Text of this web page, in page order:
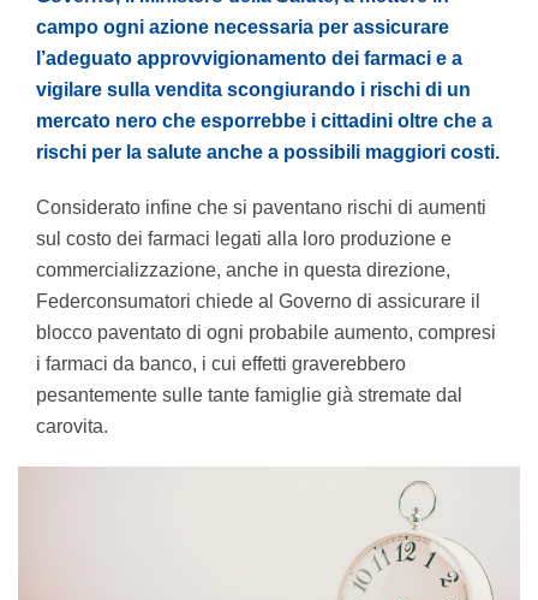
campo ogni azione necessaria per assicurare
l’adeguato approvvigionamento dei farmaci e a
vigilare sulla vendita scongiurando i rischi di un
mercato nero che esporrebbe i cittadini oltre che a
rischi per la salute anche a possibili maggiori costi.
Considerato infine che si paventano rischi di aumenti
sul costo dei farmaci legati alla loro produzione e
commercializzazione, anche in questa direzione,
Federconsumatori chiede al Governo di assicurare il
blocco paventato di ogni probabile aumento, compresi
i farmaci da banco, i cui effetti graverebbero
pesantemente sulle tante famiglie già stremate dal
carovita.